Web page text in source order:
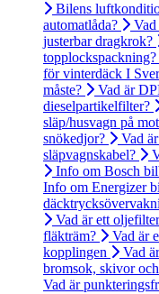
Bilens
automatlåda?
justerbar dragkrok?
topplockspackning?
för vinterdäck I
måste?
Vad är
dieselpartikelfilter?
släp/husvagn på
snökedjor?
Vad
släpvagnskabel?
Info om Bosch
Info om Energizer
Vad är ett
fläkträm?
Vad är
kopplingen
Vad
bromsok, skivor
Vad är